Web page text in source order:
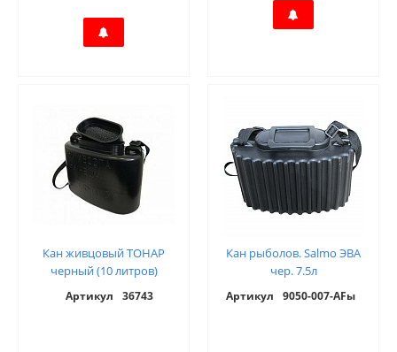
Кан живцовый ТОНАР
черный (10 литров)
Артикул 36743
Кан рыболов. Salmo ЭВА
чер. 7.5л
Артикул 9050-007-AFы